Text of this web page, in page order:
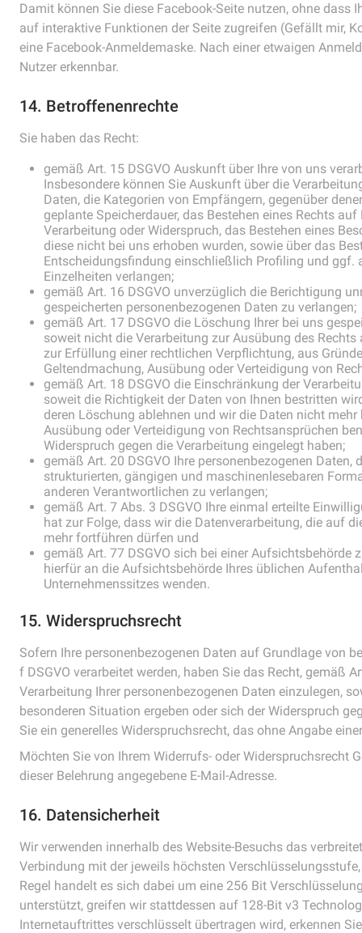
Damit können Sie diese Facebook-Seite nutzen, ohne dass
auf interaktive Funktionen der Seite zugreifen (Gefällt mir,
eine Facebook-Anmeldemaske. Nach einer etwaigen
Nutzer erkennbar.
14. Betroffenenrechte
Sie haben das Recht:
gemäß Art. 15 DSGVO Auskunft über Ihre von uns
Insbesondere können Sie Auskunft über die
Daten, die Kategorien von Empfängern, gegenüber
geplante Speicherdauer, das Bestehen eines Rechts
Verarbeitung oder Widerspruch, das Bestehen eines
diese nicht bei uns erhoben wurden, sowie über das
Entscheidungsfindung einschließlich Profiling und ggf.
Einzelheiten verlangen;
gemäß Art. 16 DSGVO unverzüglich die Berichtigung
gespeicherten personenbezogenen Daten zu verlangen;
gemäß Art. 17 DSGVO die Löschung Ihrer bei uns
soweit nicht die Verarbeitung zur Ausübung des
zur Erfüllung einer rechtlichen Verpflichtung, aus
Geltendmachung, Ausübung oder Verteidigung von
gemäß Art. 18 DSGVO die Einschränkung der
soweit die Richtigkeit der Daten von Ihnen bestritten
deren Löschung ablehnen und wir die Daten nicht
Ausübung oder Verteidigung von Rechtsansprüchen
Widerspruch gegen die Verarbeitung eingelegt haben;
gemäß Art. 20 DSGVO Ihre personenbezogenen
strukturierten, gängigen und maschinenlesebaren
anderen Verantwortlichen zu verlangen;
gemäß Art. 7 Abs. 3 DSGVO Ihre einmal erteilte
hat zur Folge, dass wir die Datenverarbeitung, die auf
mehr fortführen dürfen und
gemäß Art. 77 DSGVO sich bei einer Aufsichtsbehörde
hierfür an die Aufsichtsbehörde Ihres üblichen
Unternehmenssitzes wenden.
15. Widerspruchsrecht
Sofern Ihre personenbezogenen Daten auf Grundlage von
f DSGVO verarbeitet werden, haben Sie das Recht, gemäß
Verarbeitung Ihrer personenbezogenen Daten einzulegen,
besonderen Situation ergeben oder sich der Widerspruch
Sie ein generelles Widerspruchsrecht, das ohne Angabe
Möchten Sie von Ihrem Widerrufs- oder Widerspruchsrecht
dieser Belehrung angegebene E-Mail-Adresse.
16. Datensicherheit
Wir verwenden innerhalb des Website-Besuchs das
Verbindung mit der jeweils höchsten
Regel handelt es sich dabei um eine 256 Bit
unterstützt, greifen wir stattdessen auf 128-Bit v3
Internetauftrittes verschlüsselt übertragen wird, erkennen